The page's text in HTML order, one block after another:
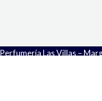
Perfumería Las Villas –